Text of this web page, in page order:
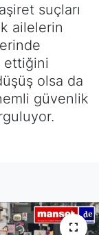
suçları
ailelerin
ettiğini
olsa da
güvenlik